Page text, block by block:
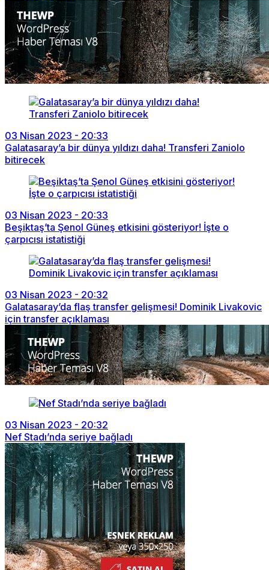
03 Nisan 2023 - 20:33
Galatasaray’a bir dünya yıldızı daha! Transferi Zaniolo
bitirecek
03 Nisan 2023 - 20:33
Beşiktaş’ta Şenol Güneş etkisini gösteriyor! İşte o
çarpıcısı istatistiği
03 Nisan 2023 - 20:32
Galatasaray’da flaş transfer gelişmesi! Dominik Livakovic
için transfer açıklaması
03 Nisan 2023 - 20:32
Nef Stadı’nda seriye bağladı